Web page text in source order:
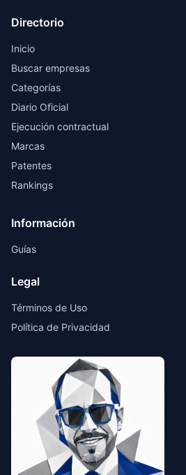
Directorio
Inicio
Buscar empresas
Categorías
Diario Oficial
Ejecución contractual
Marcas
Patentes
Rankings
Información
Guías
Legal
Términos de Uso
Política de Privacidad